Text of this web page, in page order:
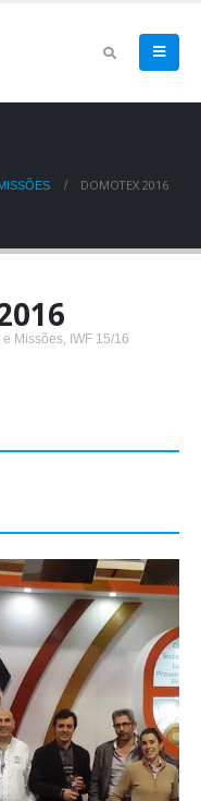
DOMOTEX 2016
e Missões IWF 15/16